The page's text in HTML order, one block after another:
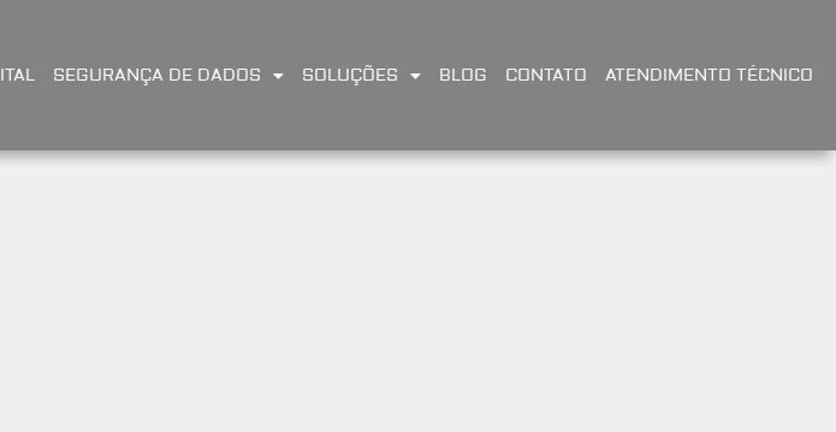
SEGURANÇA DE DADOS SOLUÇÕES BLOG CONTATO ATENDIMENTO TÉCNICO